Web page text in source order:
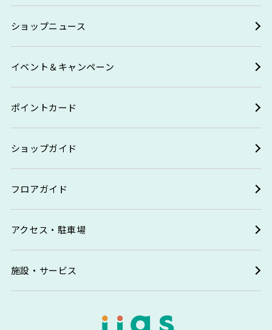
ショップニュース
イベント＆キャンペーン
ポイントカード
ショップガイド
フロアガイド
アクセス・駐車場
施設・サービス